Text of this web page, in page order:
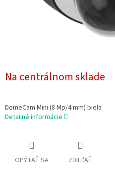
Na centrálnom sklade
DomeCam Mini (8 Mp/4 mm) biela
Detailné informácie
OPÝTAŤ SA ZDIEĽAŤ